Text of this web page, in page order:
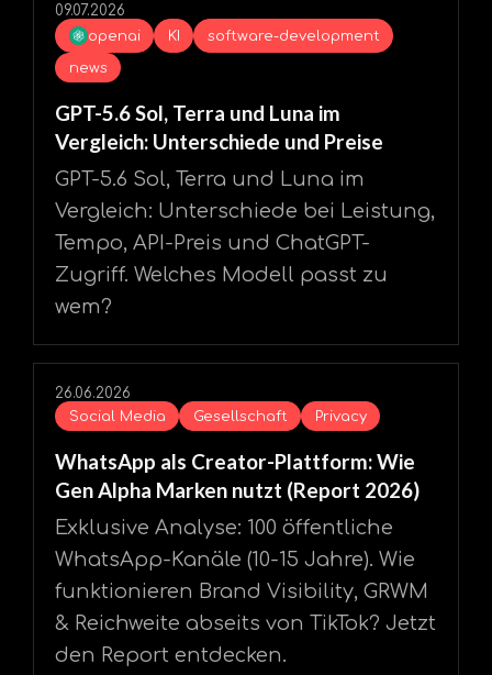
09.07.2026
openai
KI
software-development
news
GPT-5.6 Sol, Terra und Luna im
Vergleich: Unterschiede und Preise
GPT-5.6 Sol, Terra und Luna im
Vergleich: Unterschiede bei Leistung,
Tempo, API-Preis und ChatGPT-
Zugriff. Welches Modell passt zu
wem?
26.06.2026
Social Media
Gesellschaft Privacy
WhatsApp als Creator-Plattform: Wie
Gen Alpha Marken nutzt (Report 2026)
Exklusive Analyse: 100 öffentliche
WhatsApp-Kanäle (10-15 Jahre). Wie
funktionieren Brand Visibility, GRWM
& Reichweite abseits von TikTok? Jetzt
den Report entdecken.